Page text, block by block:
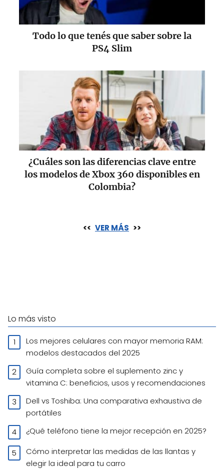
Todo lo que tenés que saber sobre la
PS4 Slim
¿Cuáles son las diferencias clave entre
los modelos de Xbox 360 disponibles en
Colombia?
<< VER MÁS >>
Lo más visto
Los mejores celulares con mayor memoria RAM:
modelos destacados del 2025
Guía completa sobre el suplemento zinc y
vitamina C: beneficios, usos y recomendaciones
Dell vs Toshiba: Una comparativa exhaustiva de
portátiles
¿Qué teléfono tiene la mejor recepción en 2025?
Cómo interpretar las medidas de las llantas y
elegir la ideal para tu carro